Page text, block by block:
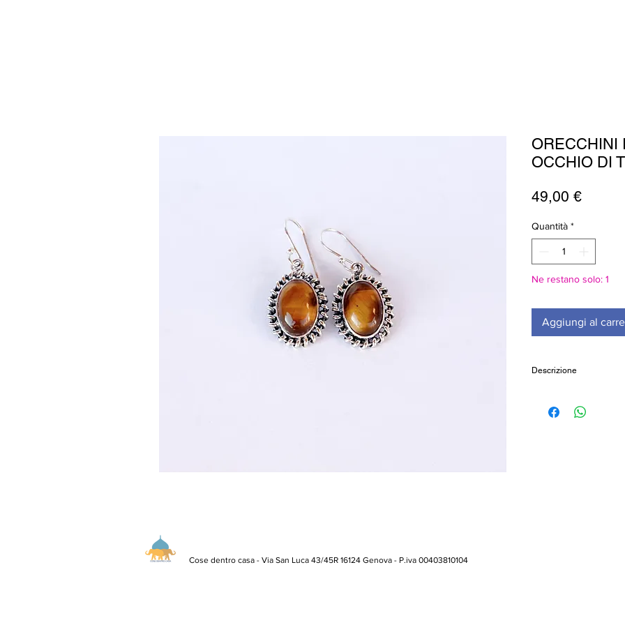
ORECCHINI
OCCHIO DI
49,00 €Prezzo
Quantità *
Ne restano solo: 1
Aggiungi al
Descrizione
Occhio di tigre
Cose dentro casa - Via San Luca 43/45R 16124 Genova - P.iva 00403810104